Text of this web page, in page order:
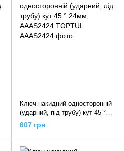
Ключ накидний односторонній
(ударний, під трубу) кут 45 °
24мм, AAAS2424 TOPTUL
607 грн